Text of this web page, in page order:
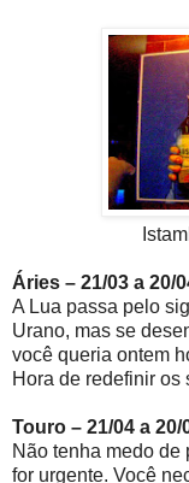
Áries – 21/03 a 20/
A Lua passa pelo
Urano, mas se
você queria ontem
Hora de redefinir os
Touro – 21/04 a 20/
Não tenha medo de
for urgente. Você